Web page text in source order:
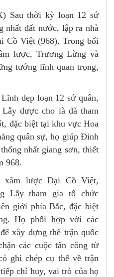
Sau thời kỳ loạn 12 sứ
nhất đất nước, lập ra nhà
Cồ Việt (968). Trong bối
lược, Trương Lừng và
tướng lĩnh quan trọng,
dẹp loạn 12 sứ quân,
được cho là đã tham
đặc biệt tại khu vực Hoa
quân sự, họ giúp Đinh
nhất giang sơn, thiết
968.
lược Đại Cồ Việt,
Lẫy tham gia tổ chức
giới phía Bắc, đặc biệt
Họ phối hợp với các
xây dựng thế trận quốc
các cuộc tấn công từ
ghi chép cụ thể về trận
chỉ huy, vai trò của họ